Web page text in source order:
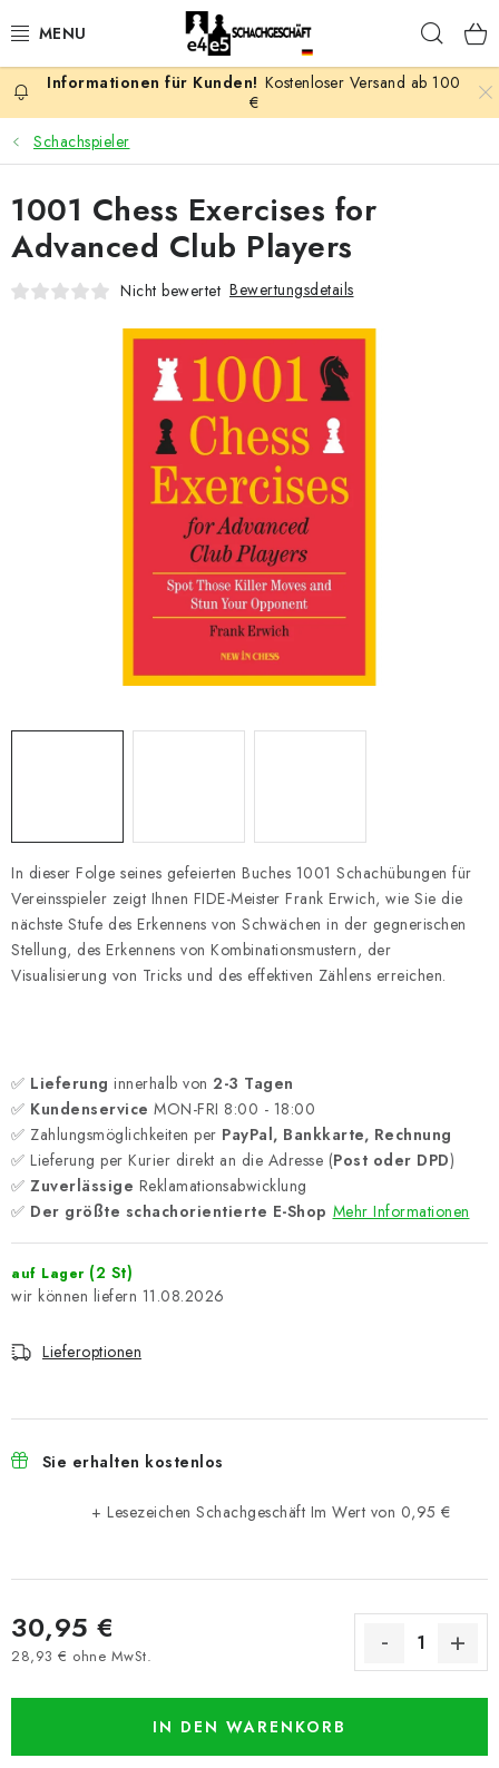
Inhalt
AKTION
SCHACHSPIELE
SCHACHFIGUREN
SCHACHUHREN
SCHACH-ANTIQUITÄTENLADEN
SCHACH ONLINE
SCHACH GESCHENKE
GESCHÄFTSBEDINGUNGEN
KONTAKT
Kostenloser Versand ab 100
€
Schachspieler
In dieser Folge seines gefeierten Buches 1001 Schachübungen für
Vereinsspieler zeigt Ihnen FIDE-Meister Frank Erwich, wie Sie die
nächste Stufe des Erkennens von Schwächen in der gegnerischen
Stellung, des Erkennens von Kombinationsmustern, der
Visualisierung von Tricks und des effektiven Zählens erreichen.
✅ Lieferung innerhalb von 2-3 Tagen
✅ Kundenservice MON-FRI 8:00 - 18:00
✅ Zahlungsmöglichkeiten per PayPal, Bankkarte, Rechnung
✅ Lieferung per Kurier direkt an die Adresse (Post oder DPD)
✅ Zuverlässige Reklamationsabwicklung
✅ Der größte schachorientierte E-Shop Mehr Informationen
auf Lager (2 St)
11.08.2026
Lieferoptionen
Sie erhalten kostenlos
+ Lesezeichen Schachgeschäft Im Wert von 0,95 €
30,95 €
28,93 € ohne MwSt.
IN DEN WARENKORB
1001 Chess Exercises for
Advanced Club Players
Nicht bewertet Bewertungsdetails